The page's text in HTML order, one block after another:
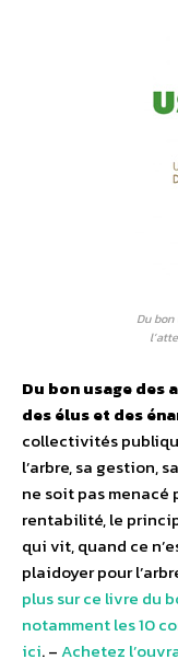
Du
Du bon usage des
des élus et des
collectivités
l’arbre, sa gestion,
ne soit pas menacé
rentabilité, le
qui vit, quand ce
plaidoyer pour
plus sur ce livre du
notamment les 10
ici. –Achetez